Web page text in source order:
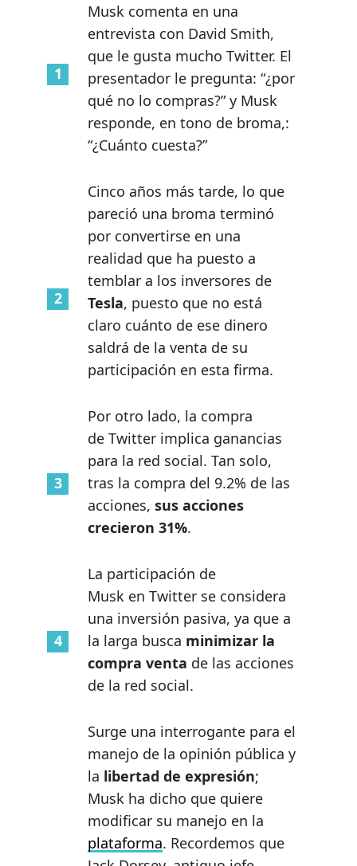
Musk comenta en una
entrevista con David Smith,
que le gusta mucho Twitter. El
presentador le pregunta: “¿por
qué no lo compras?” y Musk
responde, en tono de broma,:
“¿Cuánto cuesta?”
Cinco años más tarde, lo que
pareció una broma terminó
por convertirse en una
realidad que ha puesto a
temblar a los inversores de
Tesla, puesto que no está
claro cuánto de ese dinero
saldrá de la venta de su
participación en esta firma.
Por otro lado, la compra
de Twitter implica ganancias
para la red social. Tan solo,
tras la compra del 9.2% de las
acciones, sus acciones
crecieron 31%.
La participación de
Musk en Twitter se considera
una inversión pasiva, ya que a
la larga busca minimizar la
compra venta de las acciones
de la red social.
Surge una interrogante para el
manejo de la opinión pública y
la libertad de expresión;
Musk ha dicho que quiere
modificar su manejo en la
plataforma. Recordemos que